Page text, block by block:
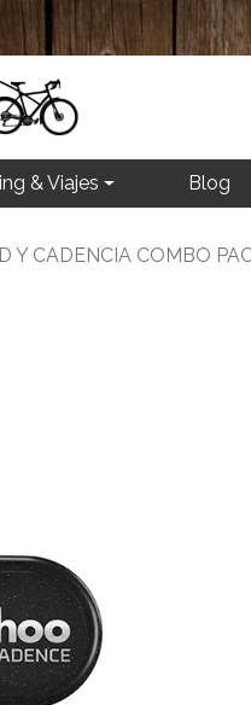
& Viajes Blog
Y CADENCIA COMBO